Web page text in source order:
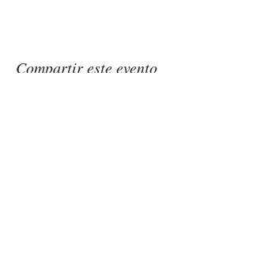
Compartir este evento